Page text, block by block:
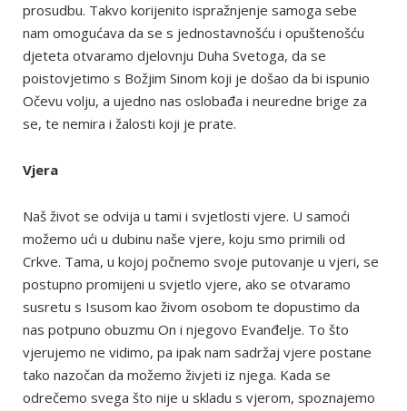
prosudbu. Takvo korijenito ispražnjenje samoga sebe
nam omogućava da se s jednostavnošću i opuštenošću
djeteta otvaramo djelovnju Duha Svetoga, da se
poistovjetimo s Božjim Sinom koji je došao da bi ispunio
Očevu volju, a ujedno nas oslobađa i neuredne brige za
se, te nemira i žalosti koji je prate.
Vjera
Naš život se odvija u tami i svjetlosti vjere. U samoći
možemo ući u dubinu naše vjere, koju smo primili od
Crkve. Tama, u kojoj počnemo svoje putovanje u vjeri, se
postupno promijeni u svjetlo vjere, ako se otvaramo
susretu s Isusom kao živom osobom te dopustimo da
nas potpuno obuzmu On i njegovo Evanđelje. To što
vjerujemo ne vidimo, pa ipak nam sadržaj vjere postane
tako nazočan da možemo živjeti iz njega. Kada se
odrečemo svega što nije u skladu s vjerom, spoznajemo